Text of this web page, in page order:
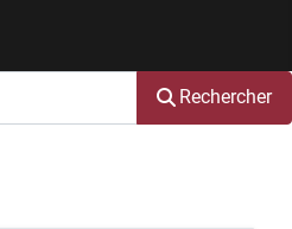
Rechercher